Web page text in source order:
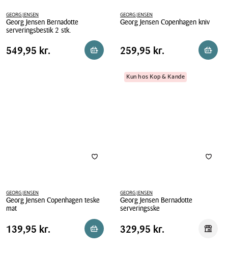
GEORG JENSEN
Georg Jensen Bernadotte
serveringsbestik 2 stk.
Georg
Jensen
Pris
Pris 549,95 kr.
549,95 kr. Reservér i butik
GEORG JENSEN
Georg Jensen Copenhagen kniv
Jensen
Copenhagen
kniv
Pris
Pris 259,95 kr.
259,95 kr.
GEORG JENSEN
Georg Jensen Copenhagen teske
mat
Georg
Jensen
Pris
Pris 139,95 kr.
139,95 kr. Reservér i butik
Kun hos Kop & Kande
GEORG JENSEN
Georg Jensen Bernadotte
serveringsske
Georg
Jensen
Pris
Pris 329,95 kr.
329,95 kr.